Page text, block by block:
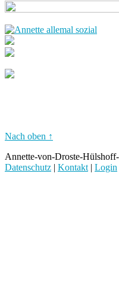
Nach oben ↑
Annette-von-Droste-
Datenschutz | Kontakt | Login